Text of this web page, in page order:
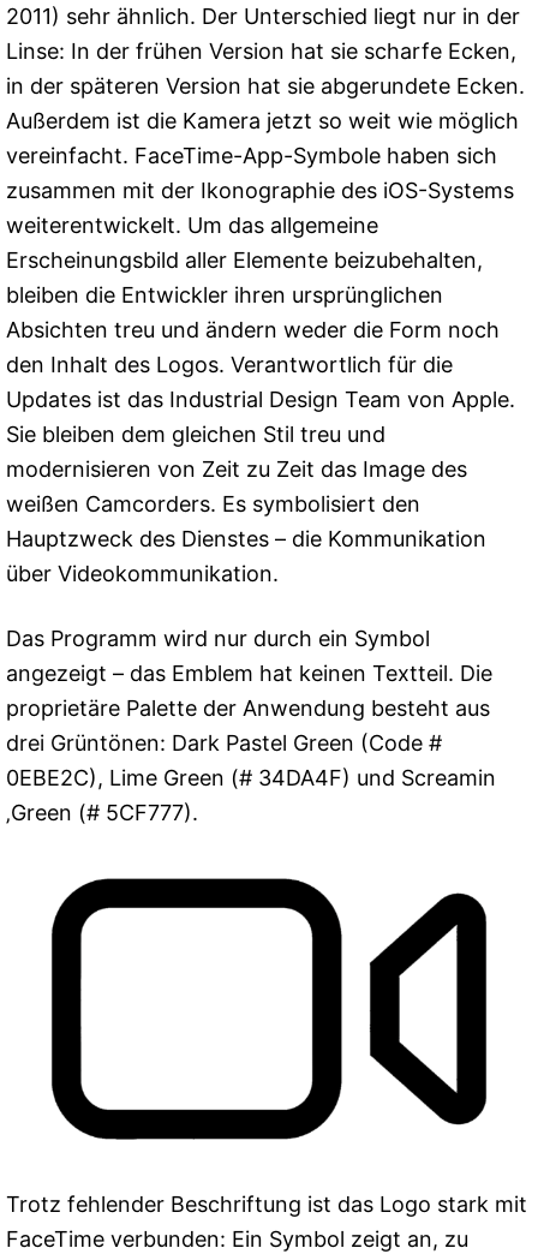
2011) sehr ähnlich. Der Unterschied liegt nur in der
Linse: In der frühen Version hat sie scharfe Ecken,
in der späteren Version hat sie abgerundete Ecken.
Außerdem ist die Kamera jetzt so weit wie möglich
vereinfacht. FaceTime-App-Symbole haben sich
zusammen mit der Ikonographie des iOS-Systems
weiterentwickelt. Um das allgemeine
Erscheinungsbild aller Elemente beizubehalten,
bleiben die Entwickler ihren ursprünglichen
Absichten treu und ändern weder die Form noch
den Inhalt des Logos. Verantwortlich für die
Updates ist das Industrial Design Team von Apple.
Sie bleiben dem gleichen Stil treu und
modernisieren von Zeit zu Zeit das Image des
weißen Camcorders. Es symbolisiert den
Hauptzweck des Dienstes – die Kommunikation
über Videokommunikation.
Das Programm wird nur durch ein Symbol
angezeigt – das Emblem hat keinen Textteil. Die
proprietäre Palette der Anwendung besteht aus
drei Grüntönen: Dark Pastel Green (Code #
0EBE2C), Lime Green (# 34DA4F) und Screamin
‚Green (# 5CF777).
Trotz fehlender Beschriftung ist das Logo stark mit
FaceTime verbunden: Ein Symbol zeigt an, zu